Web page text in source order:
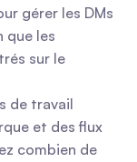
gérer les DMs
que les
sur le
de travail
et des flux
combien de